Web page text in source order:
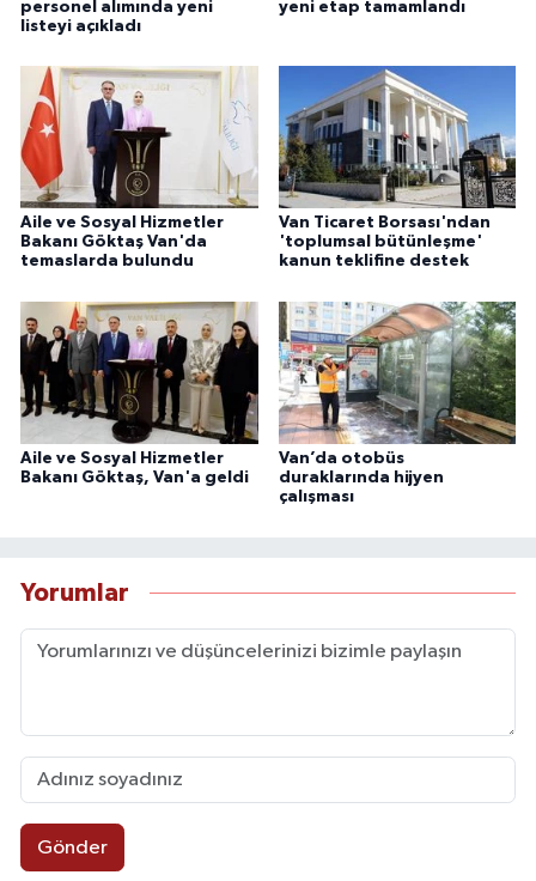
personel alımında yeni
listeyi açıkladı
yeni etap tamamlandı
Aile ve Sosyal Hizmetler
Bakanı Göktaş Van'da
temaslarda bulundu
Van Ticaret Borsası'ndan
'toplumsal bütünleşme'
kanun teklifine destek
Aile ve Sosyal Hizmetler
Bakanı Göktaş, Van'a geldi
Van’da otobüs
duraklarında hijyen
çalışması
Yorumlar
Gönder